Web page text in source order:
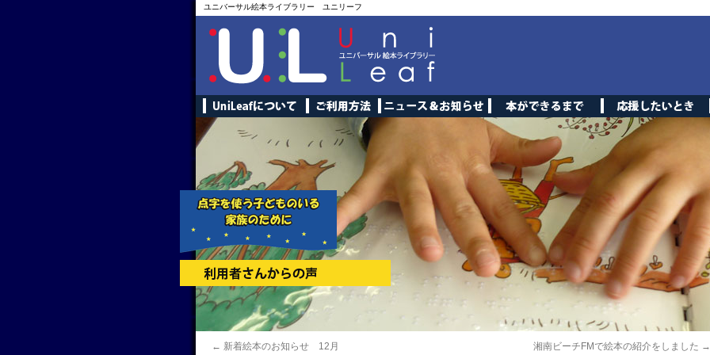
ユニバーサル絵本ライブラリー ユニリーフ
← 新着絵本のお知らせ 12月 湘南ビーチFMで絵本の紹介をしました →